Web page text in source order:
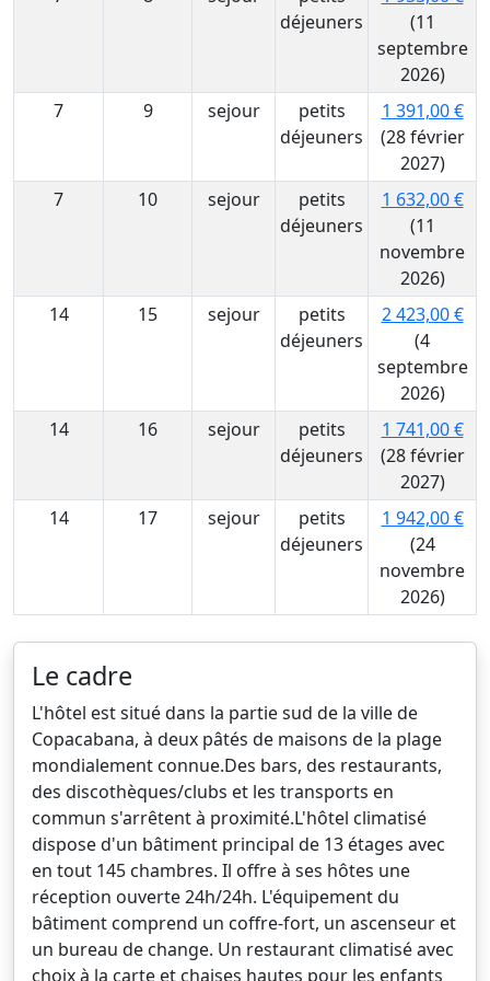
déjeuners
(11
septembre
2026)
7
9 sejour
petits
déjeuners
1 391,00 €
(28 février
2027)
7
10 sejour
petits
déjeuners
1 632,00 €
(11
novembre
2026)
14
15 sejour
petits
déjeuners
2 423,00 €
(4
septembre
2026)
14
16 sejour
petits
déjeuners
1 741,00 €
(28 février
2027)
14
17 sejour
petits
déjeuners
1 942,00 €
(24
novembre
2026)
Le cadre
L'hôtel est situé dans la partie sud de la ville de
Copacabana, à deux pâtés de maisons de la plage
mondialement connue.Des bars, des restaurants,
des discothèques/clubs et les transports en
commun s'arrêtent à proximité.L'hôtel climatisé
dispose d'un bâtiment principal de 13 étages avec
en tout 145 chambres. Il offre à ses hôtes une
réception ouverte 24h/24h. L'équipement du
bâtiment comprend un coffre-fort, un ascenseur et
un bureau de change. Un restaurant climatisé avec
choix à la carte et chaises hautes pour les enfants